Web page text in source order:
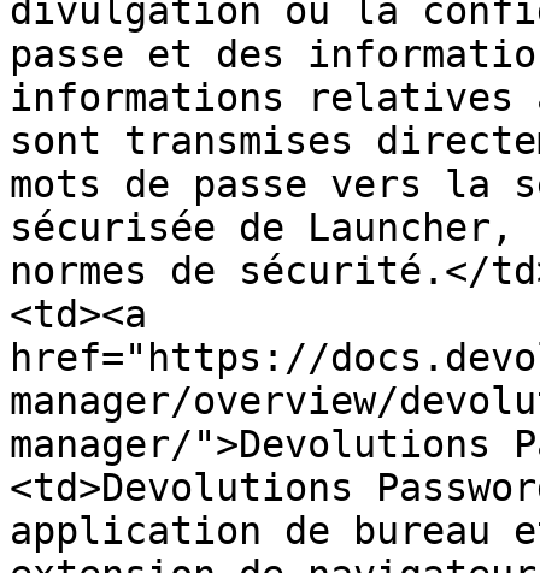
divulgation ou la
passe et des
informations relatives
sont transmises
mots de passe vers la
sécurisée de Launcher,
normes de sécurité.</
<td><a
href="https://
manager/overview/
manager/">Devolutions
<td>Devolutions
application de bureau